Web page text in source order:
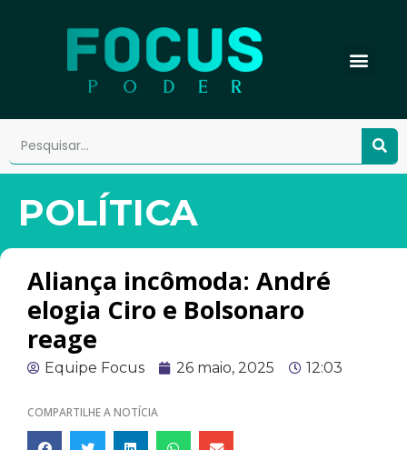
POLÍTICA
Aliança incômoda: André
elogia Ciro e Bolsonaro
reage
Equipe Focus 26 maio, 2025 12:03
COMPARTILHE A NOTÍCIA